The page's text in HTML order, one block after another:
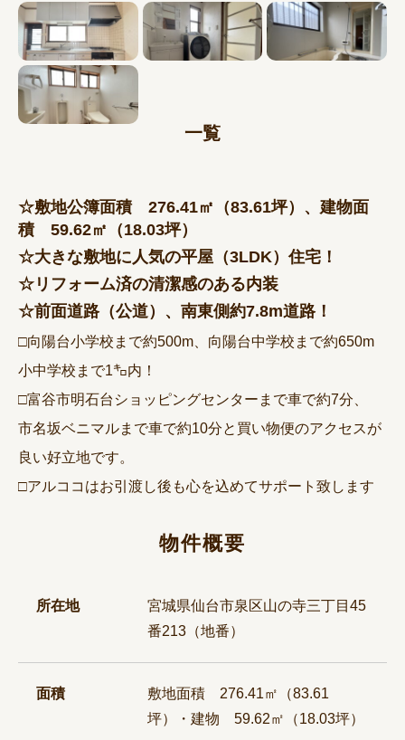
☆敷地公簿面積 276.41㎡（83.61坪）、建物面
積 59.62㎡（18.03坪）
☆大きな敷地に人気の平屋（3LDK）住宅！
☆リフォーム済の清潔感のある内装
☆前面道路（公道）、南東側約7.8m道路！
□向陽台小学校まで約500m、向陽台中学校まで約650m
小中学校まで1㌔内！
□富谷市明石台ショッピングセンターまで車で約7分、
市名坂ベニマルまで車で約10分と買い物便のアクセスが
良い好立地です。
□アルココはお引渡し後も心を込めてサポート致します
物件概要
所在地
宮城県仙台市泉区山の寺三丁目45
番213（地番）
面積
敷地面積 276.41㎡（83.61
坪）・建物 59.62㎡（18.03坪）
一覧